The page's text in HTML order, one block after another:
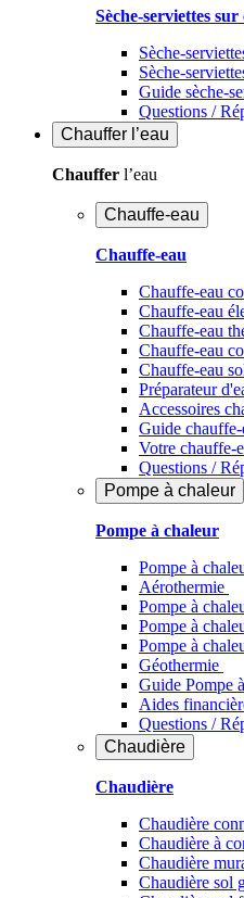
Sèche-serviettes
Sèche-
Sèche-
Guide sèche-
Questions /
Chauffer l’eau
Chauffer l’eau
Chauffe-eau
Chauffe-eau
Chauffe-eau
Chauffe-eau
Chauffe-eau
Chauffe-eau
Chauffe-eau
Préparateur
Accessoires
Guide chauffe-
Votre chauffe-
Questions /
Pompe à chaleur
Pompe à chaleur
Pompe à
Aérothermie
Pompe à
Pompe à
Pompe à
Géothermie
Guide Pompe
Aides
Questions /
Chaudière
Chaudière
Chaudière
Chaudière à
Chaudière
Chaudière sol